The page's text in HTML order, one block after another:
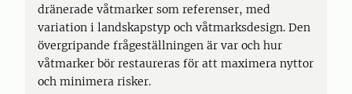
dränerade våtmarker som referenser, med
variation i landskapstyp och våtmarksdesign. Den
övergripande frågeställningen är var och hur
våtmarker bör restaureras för att maximera nyttor
och minimera risker.